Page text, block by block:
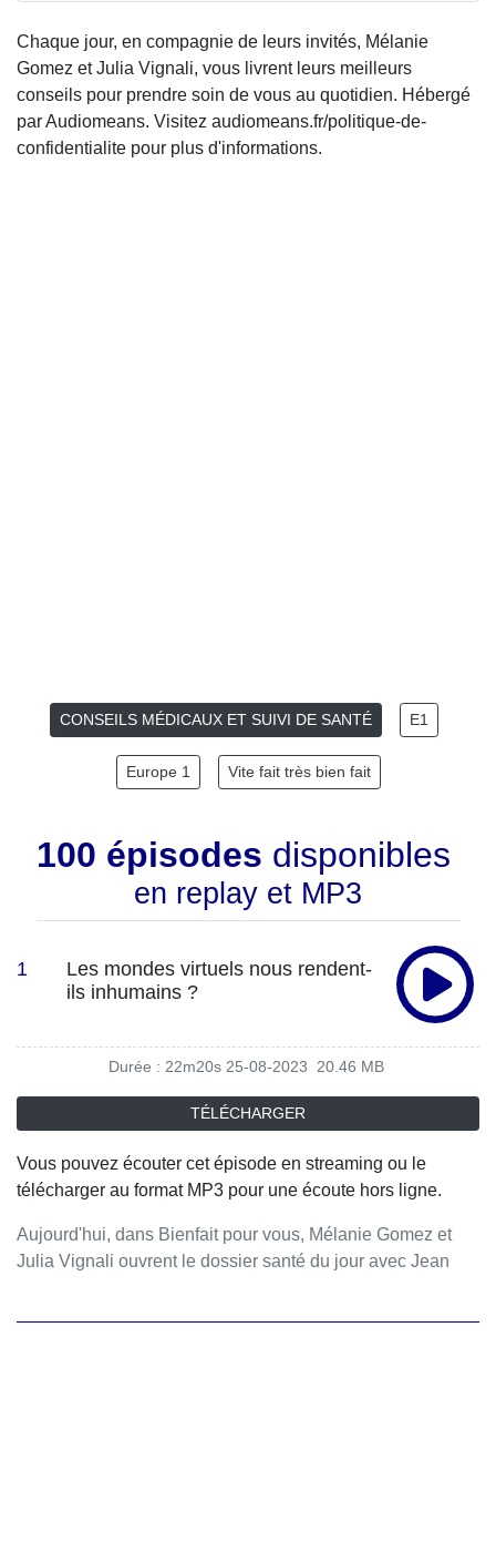
Chaque jour, en compagnie de leurs invités, Mélanie
Gomez et Julia Vignali, vous livrent leurs meilleurs
conseils pour prendre soin de vous au quotidien. Hébergé
par Audiomeans. Visitez audiomeans.fr/politique-de-
confidentialite pour plus d'informations.
CONSEILS MÉDICAUX ET SUIVI DE SANTÉ E1
Europe 1 Vite fait très bien fait
100 épisodes disponibles
en replay et MP3
1
Les mondes virtuels nous rendent-
ils inhumains ?
Durée : 22m20s 25-08-2023 20.46 MB
TÉLÉCHARGER
Vous pouvez écouter cet épisode en streaming ou le
télécharger au format MP3 pour une écoute hors ligne.
Aujourd'hui, dans Bienfait pour vous, Mélanie Gomez et
Julia Vignali ouvrent le dossier santé du jour avec Jean